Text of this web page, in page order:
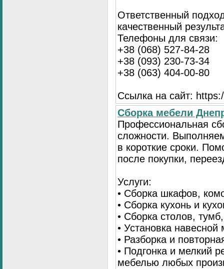
Ответственный
качественный
Телефоны для связи:
+38 (068) 527-84-28
+38 (093) 230-73-34
+38 (063) 404-00-80
Ссылка на сайт:
Сборка мебели
Профессиональная
сложности.
в короткие сроки.
после покупки,
Услуги:
• Сборка шкафов,
• Сборка кухонь и
• Сборка столов,
• Установка
• Разборка и
• Подгонка и мелкий
мебелью любых